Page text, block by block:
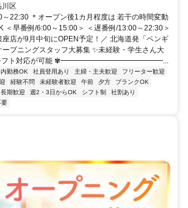
川区
22:30 ＊オープン後1カ月程度は 若干の時間変動
＜早番例/6:00～15:00＞ ＜遅番例/13:00～22:30＞
店が9月中旬にOPEN予定！／ 北海道発「ペンギ
ープニングスタッフ大募集 ✨未経験・学生さん大
シフト対応が可能 ✾━━━━━━━━━━━━━━...
勤務OK 社員登用あり 主婦・主夫歓迎
フリーター歓迎
経験不問 未経験者歓迎 午前 夕方
ブランクOK
長期歓迎 週2・3日からOK シフト制
社割あり
要